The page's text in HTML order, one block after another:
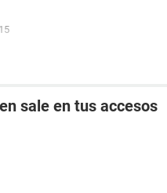
sale en tus accesos